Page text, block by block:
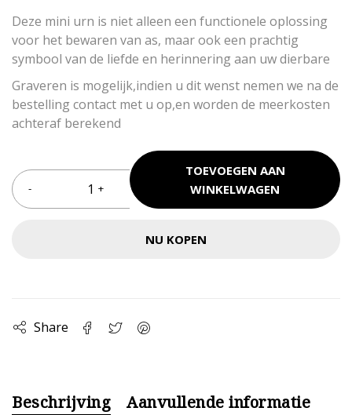
Deze mini urn is niet alleen een functionele oplossing
voor het bewaren van as, maar ook een prachtig
symbool van de liefde en herinnering aan uw dierbare
Graveren is mogelijk,indien u dit wenst nemen we na de
bestelling contact met u op,en worden de meerkosten
achteraf berekend
TOEVOEGEN AAN
WINKELWAGEN
NU KOPEN
Share
Beschrijving Aanvullende informatie